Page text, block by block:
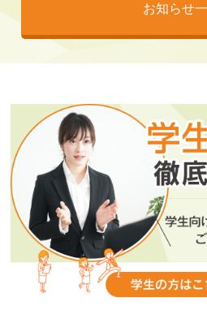
「スキルアップセミナー」2026年8
お知らせ